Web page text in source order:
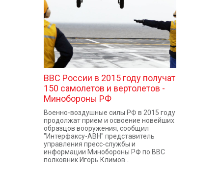
ВВС России в 2015 году получат
150 самолетов и вертолетов -
Минобороны РФ
Военно-воздушные силы РФ в 2015 году
продолжат прием и освоение новейших
образцов вооружения, сообщил
"Интерфаксу-АВН" представитель
управления пресс-службы и
информации Минобороны РФ по ВВС
полковник Игорь Климов...